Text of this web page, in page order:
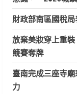
財政部南區國稅
放棄美妝穿上重
競賽奪牌
臺南完成三座寺
力